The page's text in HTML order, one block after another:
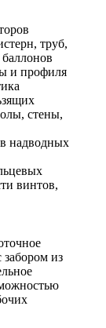
труб,
и профиля
стены,
надводных
винтов,
забором из